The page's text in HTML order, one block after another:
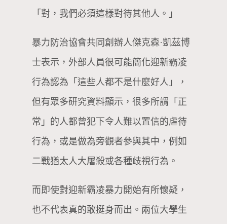
「對，我們必須這樣對待其他人。」
暴力防治協會共同創辦人傑克森·凱茲博
士表示，外部人員很可能簡化迎新霸凌
行為認為「這些人都不是什麼好人」，
但有眾多研究資料顯示，很多所謂「正
常」的人都曾犯下令人難以置信的虐待
行為，或是做為旁觀者參與其中，例如
二戰猶太人大屠殺或各種歧視行為。
而即使對迎新霸凌暴力開始有所懷疑，
也不代表真的敢挺身而出。兩位大學生